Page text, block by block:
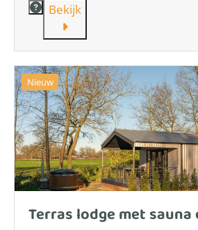
Bekijk
Nieuw
Terras lodge met